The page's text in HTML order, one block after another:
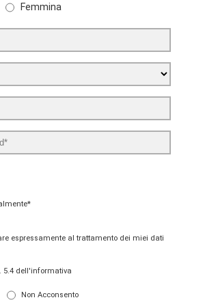
Femmina
espressamente al trattamento dei miei dati
5.4 dell'informativa
Non Acconsento